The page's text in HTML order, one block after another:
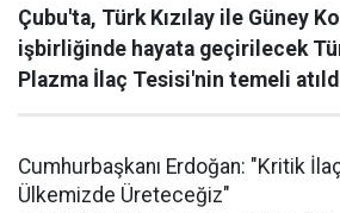
Çubu'ta, Türk Kızılay ile Güney
işbirliğinde hayata geçirilecek
Plazma İlaç Tesisi'nin temeli
Cumhurbaşkanı Erdoğan: "Kritik
Ülkemizde Üreteceğiz"